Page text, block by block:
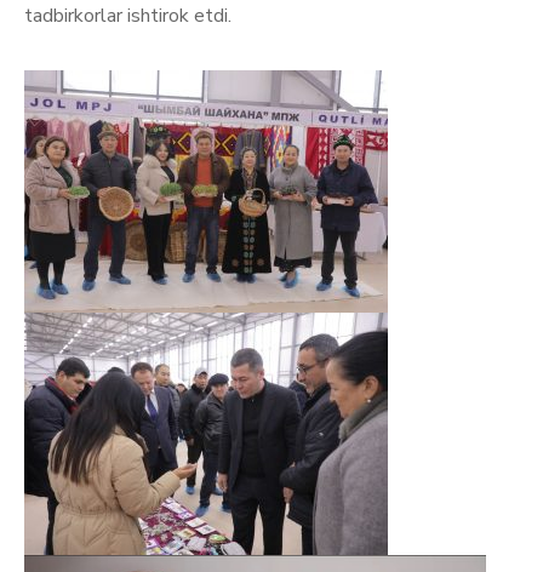
tadbirkorlar ishtirok etdi.